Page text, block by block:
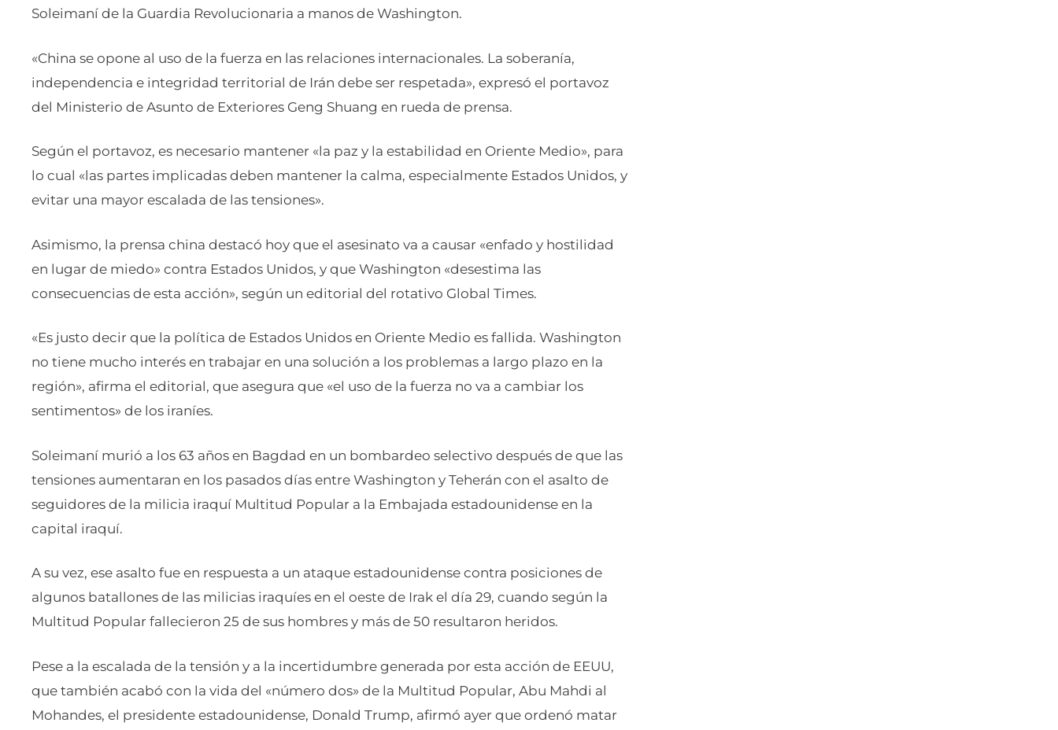
Soleimaní de la Guardia Revolucionaria a manos de Washington.
«China se opone al uso de la fuerza en las relaciones internacionales. La soberanía,
independencia e integridad territorial de Irán debe ser respetada», expresó el portavoz
del Ministerio de Asunto de Exteriores Geng Shuang en rueda de prensa.
Según el portavoz, es necesario mantener «la paz y la estabilidad en Oriente Medio», para
lo cual «las partes implicadas deben mantener la calma, especialmente Estados Unidos, y
evitar una mayor escalada de las tensiones».
Asimismo, la prensa china destacó hoy que el asesinato va a causar «enfado y hostilidad
en lugar de miedo» contra Estados Unidos, y que Washington «desestima las
consecuencias de esta acción», según un editorial del rotativo Global Times.
«Es justo decir que la política de Estados Unidos en Oriente Medio es fallida. Washington
no tiene mucho interés en trabajar en una solución a los problemas a largo plazo en la
región», afirma el editorial, que asegura que «el uso de la fuerza no va a cambiar los
sentimentos» de los iraníes.
Soleimaní murió a los 63 años en Bagdad en un bombardeo selectivo después de que las
tensiones aumentaran en los pasados días entre Washington y Teherán con el asalto de
seguidores de la milicia iraquí Multitud Popular a la Embajada estadounidense en la
capital iraquí.
A su vez, ese asalto fue en respuesta a un ataque estadounidense contra posiciones de
algunos batallones de las milicias iraquíes en el oeste de Irak el día 29, cuando según la
Multitud Popular fallecieron 25 de sus hombres y más de 50 resultaron heridos.
Pese a la escalada de la tensión y a la incertidumbre generada por esta acción de EEUU,
que también acabó con la vida del «número dos» de la Multitud Popular, Abu Mahdi al
Mohandes, el presidente estadounidense, Donald Trump, afirmó ayer que ordenó matar